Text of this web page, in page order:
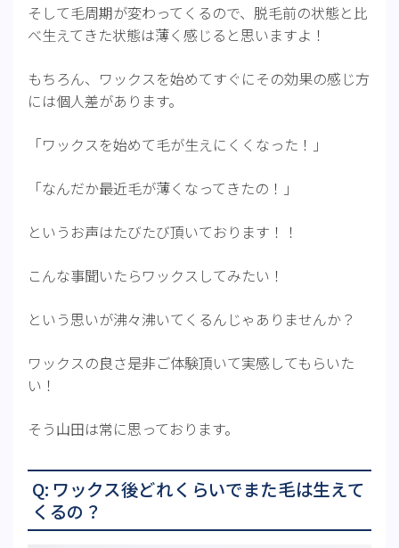
そして毛周期が変わってくるので、脱毛前の状態と比
べ生えてきた状態は薄く感じると思いますよ！
もちろん、ワックスを始めてすぐにその効果の感じ方
には個人差があります。
「ワックスを始めて毛が生えにくくなった！」
「なんだか最近毛が薄くなってきたの！」
というお声はたびたび頂いております！！
こんな事聞いたらワックスしてみたい！
という思いが沸々沸いてくるんじゃありませんか？
ワックスの良さ是非ご体験頂いて実感してもらいた
い！
そう山田は常に思っております。
Q: ワックス後どれくらいでまた毛は生えて
くるの？